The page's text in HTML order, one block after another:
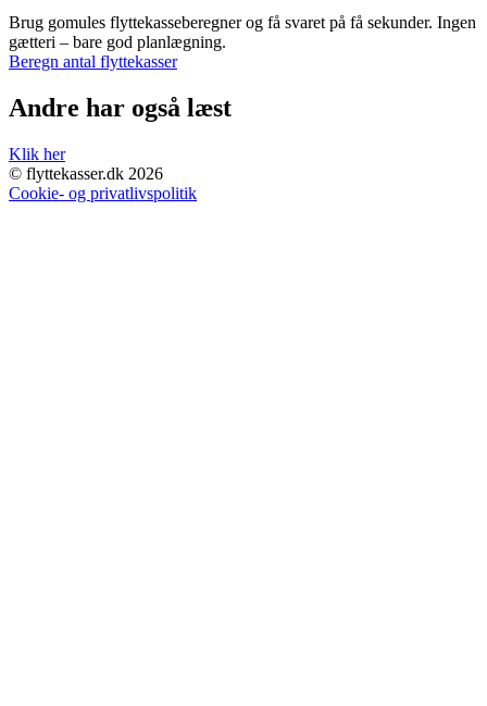
Brug gomules flyttekasseberegner og få svaret på få sekunder. Ingen
gætteri – bare god planlægning.
Beregn antal flyttekasser
Andre har også læst
Klik her
© flyttekasser.dk 2026
Cookie- og privatlivspolitik